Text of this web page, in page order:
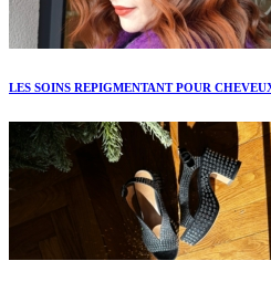
LES SOINS REPIGMENTANT POUR